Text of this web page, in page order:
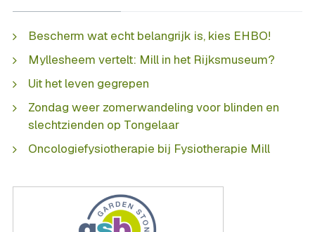
Bescherm wat echt belangrijk is, kies EHBO!
Myllesheem vertelt: Mill in het Rijksmuseum?
Uit het leven gegrepen
Zondag weer zomerwandeling voor blinden en
slechtzienden op Tongelaar
Oncologiefysiotherapie bij Fysiotherapie Mill